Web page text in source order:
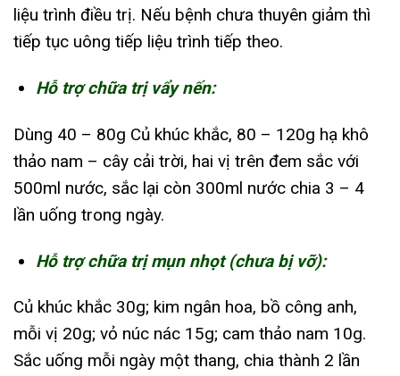
liệu trình điều trị. Nếu bệnh chưa thuyên giảm thì
tiếp tục uông tiếp liệu trình tiếp theo.
Hỗ trợ chữa trị vẩy nến:
Dùng 40 – 80g Củ khúc khắc, 80 – 120g hạ khô
thảo nam – cây cải trời, hai vị trên đem sắc với
500ml nước, sắc lại còn 300ml nước chia 3 – 4
lần uống trong ngày.
Hỗ trợ chữa trị mụn nhọt (chưa bị vỡ):
Củ khúc khắc 30g; kim ngân hoa, bồ công anh,
mỗi vị 20g; vỏ núc nác 15g; cam thảo nam 10g.
Sắc uống mỗi ngày một thang, chia thành 2 lần